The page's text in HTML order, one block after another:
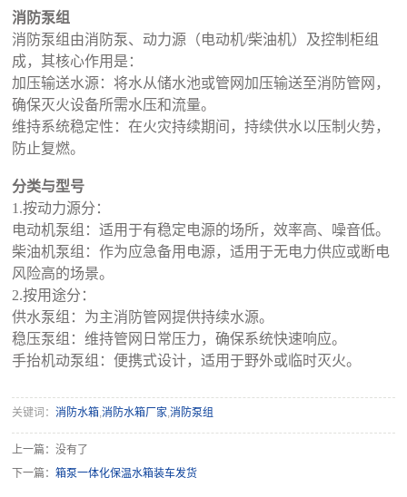
消防泵组
消防泵组由消防泵、动力源（电动机/柴油机）及控制柜组
成，其核心作用是：
加压输送水源：将水从储水池或管网加压输送至消防管网，
确保灭火设备所需水压和流量。
维持系统稳定性：在火灾持续期间，持续供水以压制火势，
防止复燃。
分类与型号
1.按动力源分：
电动机泵组：适用于有稳定电源的场所，效率高、噪音低。
柴油机泵组：作为应急备用电源，适用于无电力供应或断电
风险高的场景。
2.按用途分：
供水泵组：为主消防管网提供持续水源。
稳压泵组：维持管网日常压力，确保系统快速响应。
手抬机动泵组：便携式设计，适用于野外或临时灭火。
关键词：消防水箱 ,消防水箱厂家 ,消防泵组
上一篇：没有了
下一篇：箱泵一体化保温水箱装车发货